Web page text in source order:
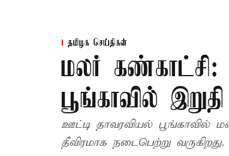
தமிழக செய்திகள்
மலர்
பூங்காவில்
ஊட்டி தாவரவியல் பூங்காவில்
தீவிரமாக நடைபெற்று வருகிறது.